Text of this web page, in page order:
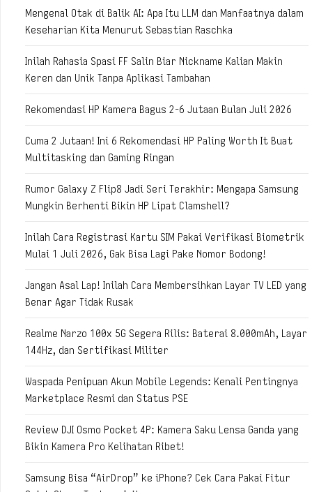
Mengenal Otak di Balik AI: Apa Itu LLM dan Manfaatnya dalam
Keseharian Kita Menurut Sebastian Raschka
Inilah Rahasia Spasi FF Salin Biar Nickname Kalian Makin
Keren dan Unik Tanpa Aplikasi Tambahan
Rekomendasi HP Kamera Bagus 2-6 Jutaan Bulan Juli 2026
Cuma 2 Jutaan! Ini 6 Rekomendasi HP Paling Worth It Buat
Multitasking dan Gaming Ringan
Rumor Galaxy Z Flip8 Jadi Seri Terakhir: Mengapa Samsung
Mungkin Berhenti Bikin HP Lipat Clamshell?
Inilah Cara Registrasi Kartu SIM Pakai Verifikasi Biometrik
Mulai 1 Juli 2026, Gak Bisa Lagi Pake Nomor Bodong!
Jangan Asal Lap! Inilah Cara Membersihkan Layar TV LED yang
Benar Agar Tidak Rusak
Realme Narzo 100x 5G Segera Rilis: Baterai 8.000mAh, Layar
144Hz, dan Sertifikasi Militer
Waspada Penipuan Akun Mobile Legends: Kenali Pentingnya
Marketplace Resmi dan Status PSE
Review DJI Osmo Pocket 4P: Kamera Saku Lensa Ganda yang
Bikin Kamera Pro Kelihatan Ribet!
Samsung Bisa “AirDrop” ke iPhone? Cek Cara Pakai Fitur